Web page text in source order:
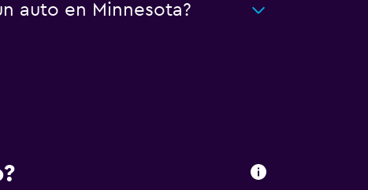
auto en Minnesota?